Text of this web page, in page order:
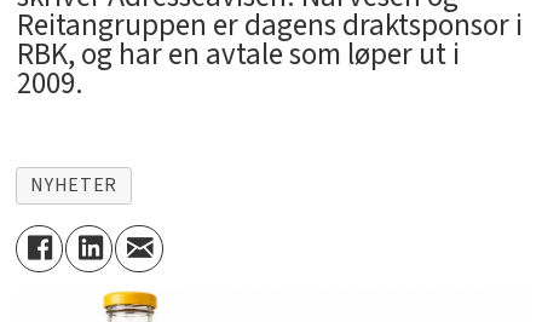
Reitangruppen er dagens draktsponsor i
RBK, og har en avtale som løper ut i
2009.
NYHETER